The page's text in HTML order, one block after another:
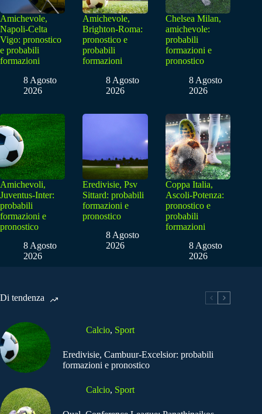
Amichevole,
Napoli-Celta
Vigo: pronostico
e probabili
formazioni
8 Agosto
2026
Amichevole,
Brighton-Roma:
pronostico e
probabili
formazioni
8 Agosto
2026
Chelsea Milan,
amichevole:
probabili
formazioni e
pronostico
8 Agosto
2026
Amichevoli,
Juventus-Inter:
probabili
formazioni e
pronostico
8 Agosto
2026
Eredivisie, Psv
Sittard: probabili
formazioni e
pronostico
8 Agosto
2026
Coppa Italia,
Ascoli-Potenza:
pronostico e
probabili
formazioni
8 Agosto
2026
Di tendenza
Calcio, Sport
Eredivisie, Cambuur-Excelsior: probabili
formazioni e pronostico
Calcio, Sport